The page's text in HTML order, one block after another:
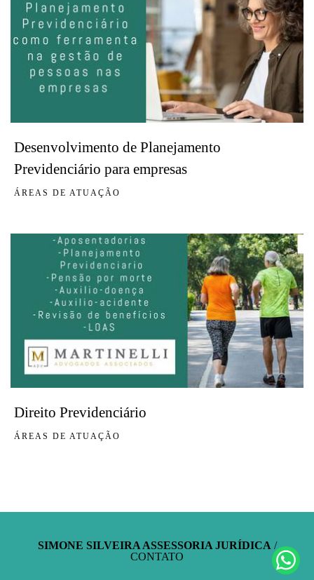
Desenvolvimento de Planejamento
Previdenciário para empresas
ÁREAS DE ATUAÇÃO
Direito Previdenciário
ÁREAS DE ATUAÇÃO
SIMONE SILVEIRA ASSESSORIA JURÍDICA /
CONTATO